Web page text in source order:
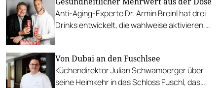
Anti-Aging-Experte Dr. Armin Breinl hat drei
Drinks entwickelt, die wahlweise aktivieren,
Von Dubai an den Fuschlsee
Küchendirektor Julian Schwamberger über
seine Heimkehr in das Schloss Fuschl, das